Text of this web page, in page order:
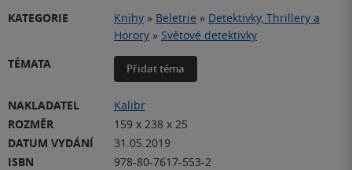
KATEGORIE
Knihy » Beletrie » Detektivky, Thrillery a
Horory » Světové detektivky
TÉMATA
Přidat téma
NAKLADATEL
Kalibr
ROZMĚR
159 x 238 x 25
DATUM VYDÁNÍ
31.05.2019
ISBN
978-80-7617-553-2